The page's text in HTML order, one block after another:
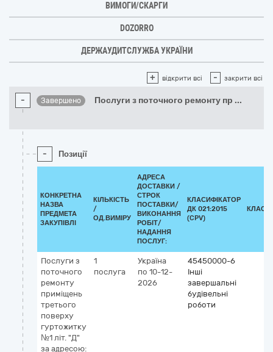
ВИМОГИ/СКАРГИ
DOZORRO
ДЕРЖАУДИТСЛУЖБА УКРАЇНИ
+ відкрити всі - закрити всі
- Завершено Послуги з поточного ремонту пр ...
- Позиції
КОНКРЕТНА
НАЗВА
ПРЕДМЕТА
ЗАКУПІВЛІ
КІЛЬКІСТЬ
/
ОД.ВИМІРУ
АДРЕСА
ДОСТАВКИ /
СТРОК
ПОСТАВКИ/
ВИКОНАННЯ
РОБІТ/
НАДАННЯ
ПОСЛУГ:
КЛАСИФІКАТОР
ДК 021:2015
(CPV)
Послуги з
поточного
ремонту
приміщень
третього
поверху
гуртожитку
№1 літ. "Д"
за адресою:
1
послуга
Україна
по 10-12-
2026
45450000-6
Інші
завершальні
будівельні
роботи